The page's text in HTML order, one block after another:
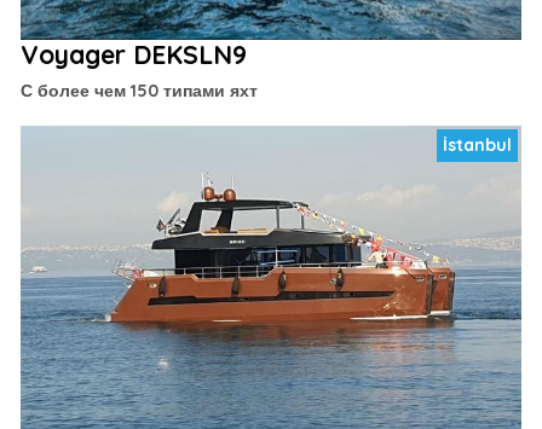
Voyager DEKSLN9
С более чем 150 типами яхт
İstanbul